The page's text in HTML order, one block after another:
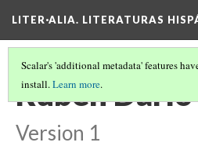
LITER·ALIA. LITERATURAS
Scalar's 'additional metadata' features
install.Learn more.
Rubén
Version 1